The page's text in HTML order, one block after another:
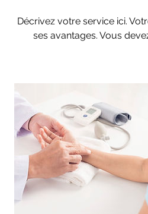
Décrivez votre service ici.
ses avantages. Vous